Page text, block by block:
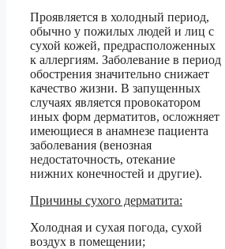
Проявляется в холодный период,
обычно у пожилых людей и лиц с
сухой кожей, предрасположенных
к аллергиям. Заболевание в период
обострения значительно снижает
качество жизни. В запущенных
случаях является провокатором
иных форм дерматитов, осложняет
имеющиеся в анамнезе пациента
заболевания (венозная
недостаточность, отекание
нижних конечностей и другие).
Причины сухого дерматита:
Холодная и сухая погода, сухой
воздух в помещении;